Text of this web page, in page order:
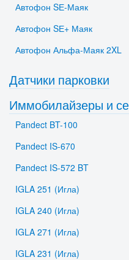
Автофон SЕ-Маяк
Автофон SЕ+ Маяк
Автофон Альфа-Маяк 2XL
Датчики парковки
Иммобилайзеры и
Pandect BT-100
Pandect IS-670
Pandect IS-572 BT
IGLA 251 (Игла)
IGLA 240 (Игла)
IGLA 271 (Игла)
IGLA 231 (Игла)